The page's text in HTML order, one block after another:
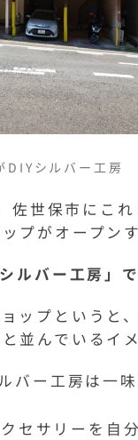
DIYシルバー工房
佐世保市にこれ
プがオープン
ルバー工房」で
ップというと
並んでいるイメ
バー工房は一味
セサリーを自